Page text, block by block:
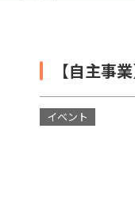
【自主事
イベント